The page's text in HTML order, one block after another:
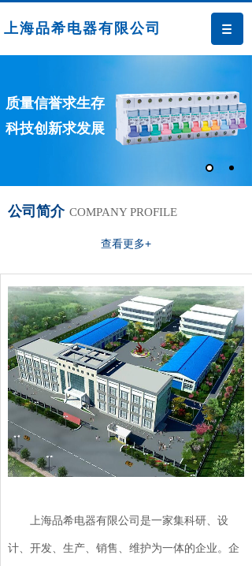
上海品希电器有限公司
质量信誉求生存
科技创新求发展
查看更多+
公司简介 COMPANY PROFILE
上海品希电器有限公司是一家集科研、设
计、开发、生产、销售、维护为一体的企业。企